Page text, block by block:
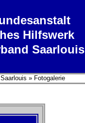
Hilfswerk
Saarlouis
» Fotogalerie